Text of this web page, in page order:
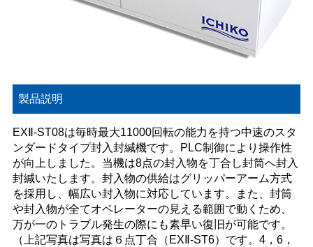
製品説明
EXⅡ-ST08は毎時最大11000回転の能力を持つ中速のスタ
ンダードタイプ封入封緘機です。PLC制御により操作性
が向上しました。当機は8点の封入物を丁合し封筒へ封入
封緘いたします。封入物の供給はグリッパーアーム方式
を採用し、幅広い封入物に対応しています。また、封筒
や封入物が全てオペレーターの見える範囲で動くため、
万が一のトラブル発生の際にも素早い復旧が可能です。
（上記写真は写真は６点丁合（EXⅡ-ST6）です。4，6，